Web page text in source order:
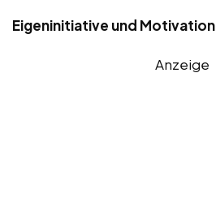
Eigeninitiative und Motivation
Anzeige